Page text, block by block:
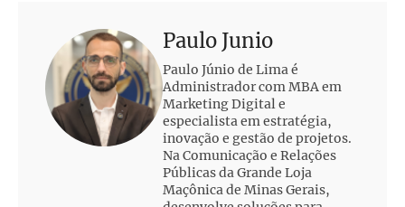
Paulo Junio
Paulo Júnio de Lima é
Administrador com MBA em
Marketing Digital e
especialista em estratégia,
inovação e gestão de projetos.
Na Comunicação e Relações
Públicas da Grande Loja
Maçônica de Minas Gerais,